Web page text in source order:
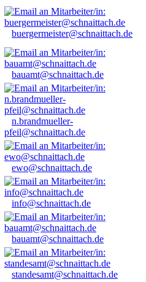
buergermeister@schnaittach.de
bauamt@schnaittach.de
n.brandmueller-
pfeil@schnaittach.de
ewo@schnaittach.de
info@schnaittach.de
bauamt@schnaittach.de
standesamt@schnaittach.de